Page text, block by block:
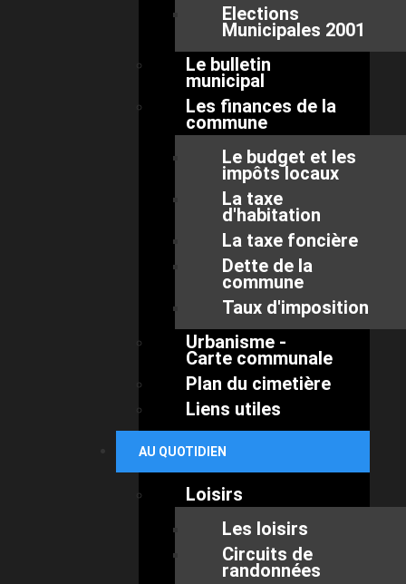
Elections
Municipales 2001
Le bulletin
municipal
Les finances de la
commune
Le budget et les
impôts locaux
La taxe
d'habitation
La taxe foncière
Dette de la
commune
Taux d'imposition
Urbanisme -
Carte communale
Plan du cimetière
Liens utiles
AU QUOTIDIEN
Loisirs
Les loisirs
Circuits de
randonnées